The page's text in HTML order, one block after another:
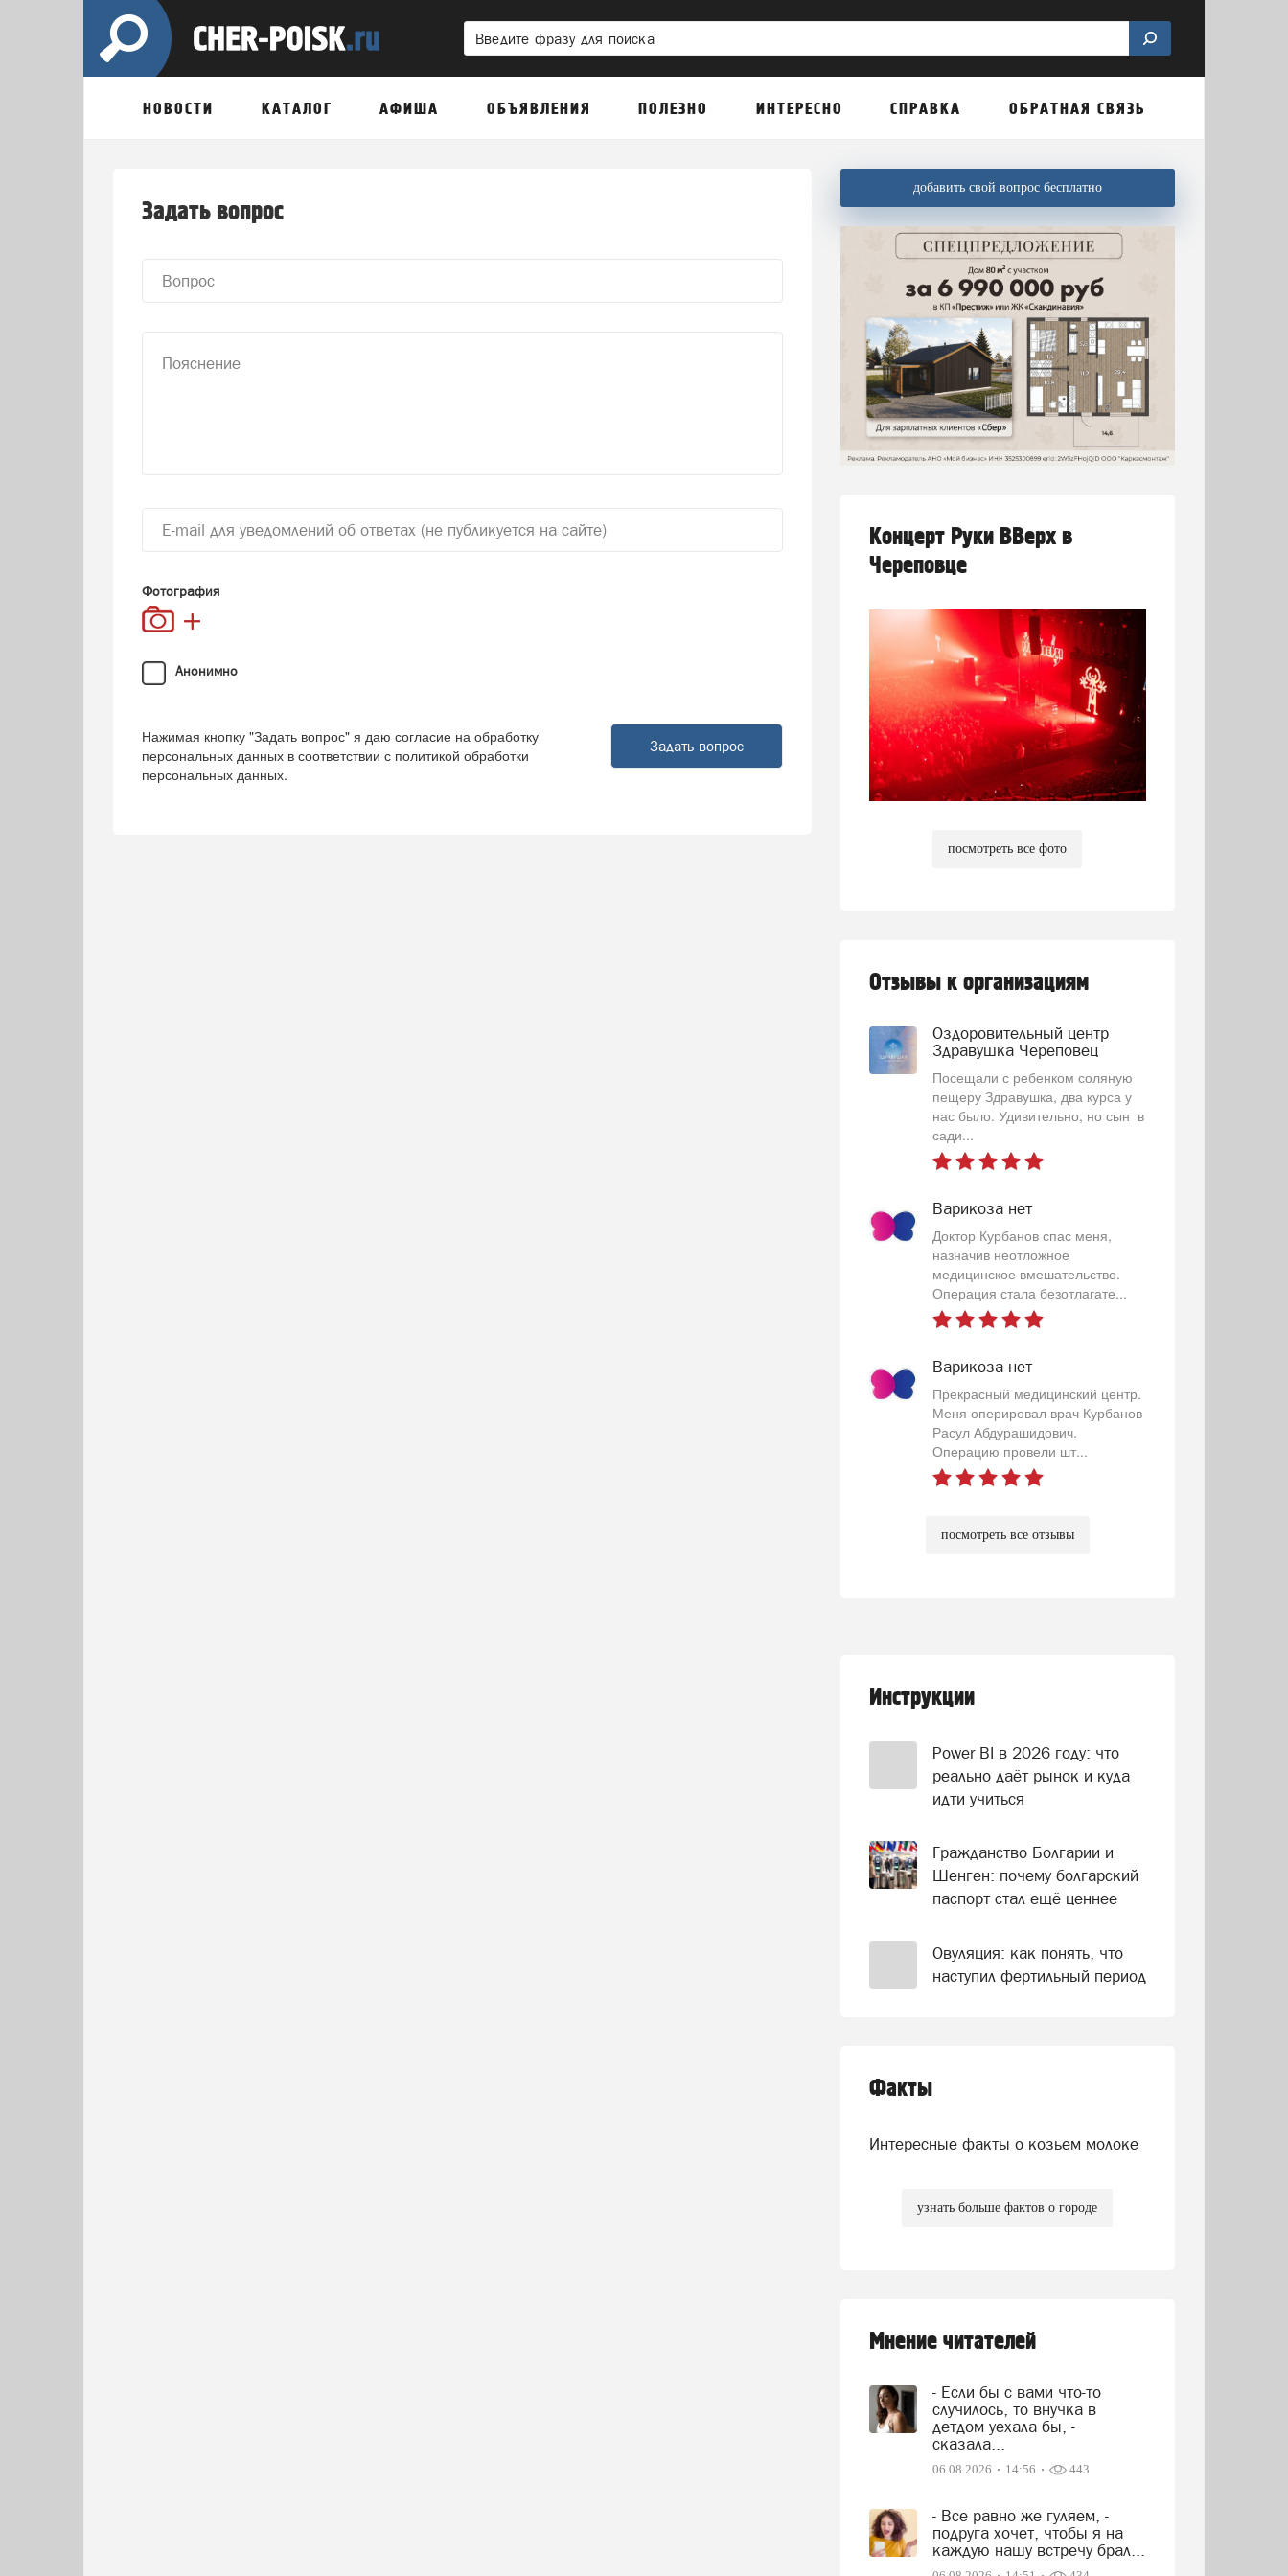
НОВОСТИ КАТАЛОГ АФИША ОБЪЯВЛЕНИЯ ПОЛЕЗНО ИНТЕРЕСНО СПРАВКА ОБРАТНАЯ СВЯЗЬ
Задать вопрос
Фотография
Анонимно
Нажимая кнопку "Задать вопрос" я даю согласие на обработку
персональных данных в соответствии с политикой обработки
персональных данных.
добавить свой вопрос бесплатно
Концерт Руки ВВерх в
Череповце
посмотреть все фото
Отзывы к организациям
Оздоровительный центр
Здравушка Череповец
Посещали с ребенком соляную
пещеру Здравушка, два курса у
нас было. Удивительно, но сын в
сади...
Варикоза нет
Доктор Курбанов спас меня,
назначив неотложное
медицинское вмешательство.
Операция стала безотлагате...
Варикоза нет
Прекрасный медицинский центр.
Меня оперировал врач Курбанов
Расул Абдурашидович.
Операцию провели шт...
посмотреть все отзывы
Инструкции
Power BI в 2026 году: что
реально даёт рынок и куда
идти учиться
Гражданство Болгарии и
Шенген: почему болгарский
паспорт стал ещё ценнее
Овуляция: как понять, что
наступил фертильный период
Факты
Интересные факты о козьем молоке
узнать больше фактов о городе
Мнение читателей
- Если бы с вами что-то
случилось, то внучка в
детдом уехала бы, -
сказала...
06.08.2026 14:56 443
- Все равно же гуляем, -
подруга хочет, чтобы я на
каждую нашу встречу брал...